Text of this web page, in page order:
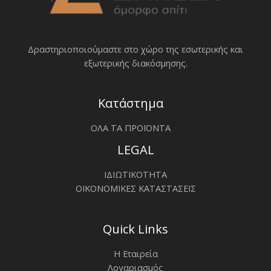
Δραστηριοποιoύμαστε στο χώρο της εσωτερικής και
εξωτερικής διακόσμησης.
Κατάστημα
ΟΛΑ ΤΑ ΠΡΟΪΟΝΤΑ
LEGAL
ΙΔΙΩΤΙΚΟΤΗΤΑ
ΟΙΚΟΝΟΜΙΚΕΣ ΚΑΤΑΣΤΑΣΕΙΣ
Quick Links
Η Εταιρεία
Λογαριασμός